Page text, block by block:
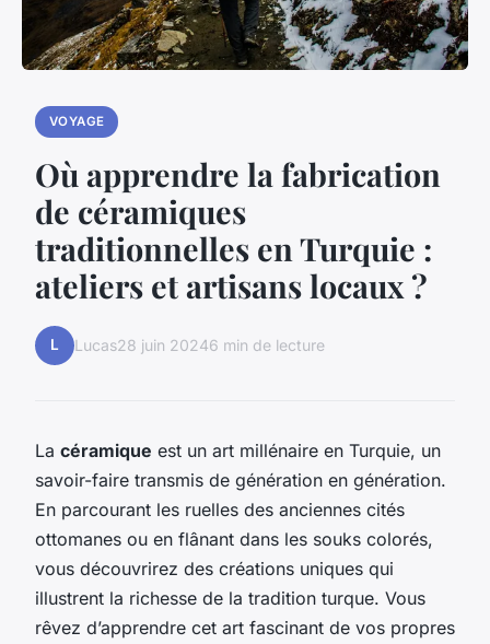
VOYAGE
Où apprendre la fabrication
de céramiques
traditionnelles en Turquie :
ateliers et artisans locaux ?
L Lucas28 juin 20246 min de lecture
La céramique est un art millénaire en Turquie, un
savoir-faire transmis de génération en génération.
En parcourant les ruelles des anciennes cités
ottomanes ou en flânant dans les souks colorés,
vous découvrirez des créations uniques qui
illustrent la richesse de la tradition turque. Vous
rêvez d’apprendre cet art fascinant de vos propres